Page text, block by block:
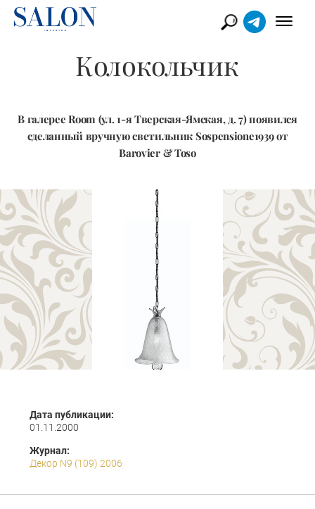
Колокольчик
В галерее Room (ул. 1-я Тверская-Ямская, д. 7) появился
сделанный вручную светильник Sospensione1939 от
Barovier & Toso
Дата публикации:
01.11.2000
Журнал:
Декор N9 (109) 2006